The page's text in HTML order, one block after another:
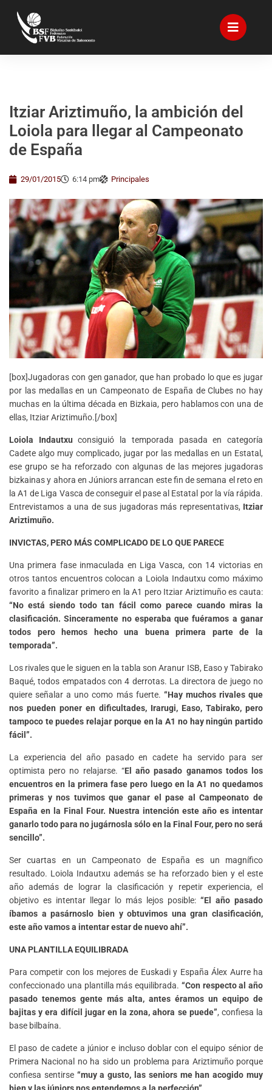
Itziar Ariztimuño, la ambición del
Loiola para llegar al Campeonato
de España
29/01/2015 6:14 pm Principales
[box]Jugadoras con gen ganador, que han probado lo que es jugar
por las medallas en un Campeonato de España de Clubes no hay
muchas en la última década en Bizkaia, pero hablamos con una de
ellas, Itziar Ariztimuño.[/box]
Loiola Indautxu consiguió la temporada pasada en categoría
Cadete algo muy complicado, jugar por las medallas en un Estatal,
ese grupo se ha reforzado con algunas de las mejores jugadoras
bizkainas y ahora en Júniors arrancan este fin de semana el reto en
la A1 de Liga Vasca de conseguir el pase al Estatal por la vía rápida.
Entrevistamos a una de sus jugadoras más representativas, Itziar
Ariztimuño.
INVICTAS, PERO MÁS COMPLICADO DE LO QUE PARECE
Una primera fase inmaculada en Liga Vasca, con 14 victorias en
otros tantos encuentros colocan a Loiola Indautxu como máximo
favorito a finalizar primero en la A1 pero Itziar Ariztimuño es cauta:
“No está siendo todo tan fácil como parece cuando miras la
clasificación. Sinceramente no esperaba que fuéramos a ganar
todos pero hemos hecho una buena primera parte de la
temporada”.
Los rivales que le siguen en la tabla son Aranur ISB, Easo y Tabirako
Baqué, todos empatados con 4 derrotas. La directora de juego no
quiere señalar a uno como más fuerte. “Hay muchos rivales que
nos pueden poner en dificultades, Irarugi, Easo, Tabirako, pero
tampoco te puedes relajar porque en la A1 no hay ningún partido
fácil”.
La experiencia del año pasado en cadete ha servido para ser
optimista pero no relajarse. “El año pasado ganamos todos los
encuentros en la primera fase pero luego en la A1 no quedamos
primeras y nos tuvimos que ganar el pase al Campeonato de
España en la Final Four. Nuestra intención este año es intentar
ganarlo todo para no jugárnosla sólo en la Final Four, pero no será
sencillo”.
Ser cuartas en un Campeonato de España es un magnífico
resultado. Loiola Indautxu además se ha reforzado bien y el este
año además de lograr la clasificación y repetir experiencia, el
objetivo es intentar llegar lo más lejos posible: “El año pasado
íbamos a pasárnoslo bien y obtuvimos una gran clasificación,
este año vamos a intentar estar de nuevo ahí”.
UNA PLANTILLA EQUILIBRADA
Para competir con los mejores de Euskadi y España Álex Aurre ha
confeccionado una plantilla más equilibrada. “Con respecto al año
pasado tenemos gente más alta, antes éramos un equipo de
bajitas y era difícil jugar en la zona, ahora se puede”, confiesa la
base bilbaína.
El paso de cadete a júnior e incluso doblar con el equipo sénior de
Primera Nacional no ha sido un problema para Ariztimuño porque
confiesa sentirse “muy a gusto, las seniors me han acogido muy